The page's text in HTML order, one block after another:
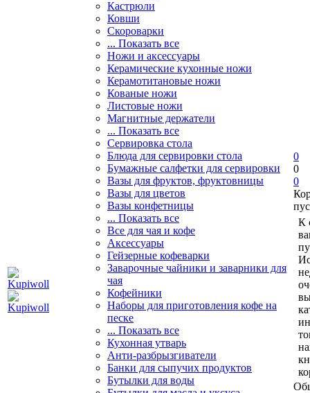
Кастрюли
Ковши
Скороварки
... Показать все
Ножи и аксессуары
Керамические кухонные ножи
Керамотитановые ножи
Кованые ножи
Листовые ножи
Магнитные держатели
... Показать все
Сервировка стола
Блюда для сервировки стола
Бумажные салфетки для сервировки
Вазы для фруктов, фруктовницы
Вазы для цветов
Вазы конфетницы
... Показать все
Все для чая и кофе
Аксессуары
Гейзерные кофеварки
Заварочные чайники и заварники для
чая
Кофейники
Наборы для приготовления кофе на
песке
... Показать все
Кухонная утварь
Анти-разбрызгиватели
Банки для сыпучих продуктов
Бутылки для воды
0
0
0
К